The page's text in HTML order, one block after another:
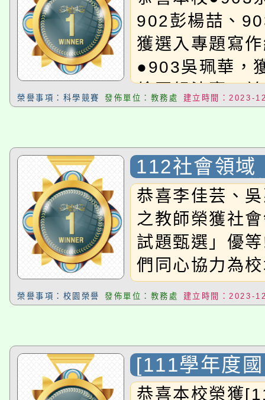
112年度學生
競賽〉，榮
組 甲等
902彭楊喆、
獲選入專題寫
●903吳珮華，
繪圖組決賽，
得甲等
榮譽事項：科學競賽 發佈單位：教務處 建立時間：2023-
112社會領域
題甄選」 優
恭喜李佳芸、
之教師榮獲社
試題甄選」優
們同心協力為
榮譽事項：校園榮譽 發佈單位：教務處 建立時間：2023-
[111學年度
增精進型_國
恭喜本校榮獲